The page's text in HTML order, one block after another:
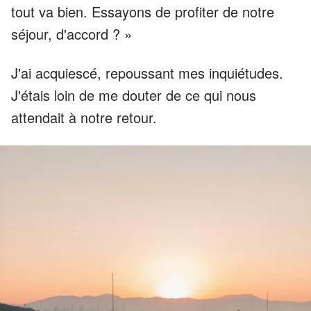
tout va bien. Essayons de profiter de notre
séjour, d'accord ? »
J'ai acquiescé, repoussant mes inquiétudes.
J'étais loin de me douter de ce qui nous
attendait à notre retour.